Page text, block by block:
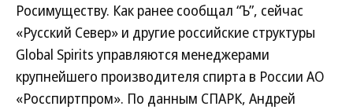
Росимуществу. Как ранее сообщал “Ъ”, сейчас
«Русский Север» и другие российские структуры
Global Spirits управляются менеджерами
крупнейшего производителя спирта в России АО
«Росспиртпром». По данным СПАРК, Андрей